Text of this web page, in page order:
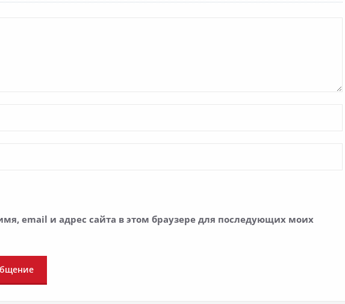
email и адрес сайта в этом браузере для последующих моих